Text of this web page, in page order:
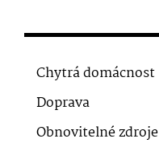
Chytrá domácnost
Doprava
Obnovitelné zdroje